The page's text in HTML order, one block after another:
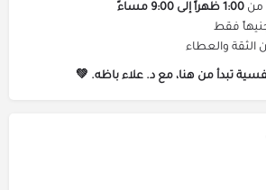
من 1:00 ظهراً إلى 9:00 مساءً
تبدأ من هنا، مع د. علاء باظه. 💚